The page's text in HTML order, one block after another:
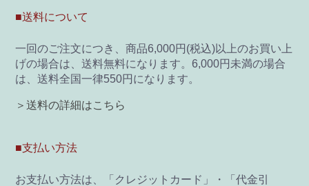
■送料について
一回のご注文につき、商品6,000円(税込)以上のお買い上
げの場合は、送料無料になります。6,000円未満の場合
は、送料全国一律550円になります。
＞送料の詳細はこちら
■支払い方法
お支払い方法は、「クレジットカード」・「代金引